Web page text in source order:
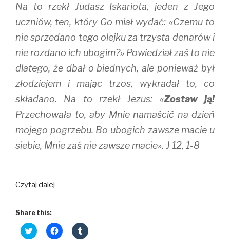
Na to rzekł Judasz Iskariota, jeden z Jego
uczniów, ten, który Go miał wydać: «Czemu to
nie sprzedano tego olejku za trzysta denarów i
nie rozdano ich ubogim?» Powiedział zaś to nie
dlatego, że dbał o biednych, ale ponieważ był
złodziejem i mając trzos, wykradał to, co
składano. Na to rzekł Jezus: «Zostaw ją!
Przechowała to, aby Mnie namaścić na dzień
mojego pogrzebu. Bo ubogich zawsze macie u
siebie, Mnie zaś nie zawsze macie». J 12, 1-8
Czytaj dalej
Share this:
C
l
C
l
C
l